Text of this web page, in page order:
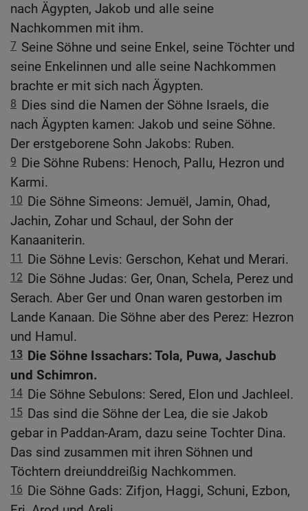
nach Ägypten, Jakob und alle seine
Nachkommen mit ihm.
7 Seine Söhne und seine Enkel, seine Töchter und
seine Enkelinnen und alle seine Nachkommen
brachte er mit sich nach Ägypten.
8 Dies sind die Namen der Söhne Israels, die
nach Ägypten kamen: Jakob und seine Söhne.
Der erstgeborene Sohn Jakobs: Ruben.
9 Die Söhne Rubens: Henoch, Pallu, Hezron und
Karmi.
10 Die Söhne Simeons: Jemuël, Jamin, Ohad,
Jachin, Zohar und Schaul, der Sohn der
Kanaaniterin.
11 Die Söhne Levis: Gerschon, Kehat und Merari.
12 Die Söhne Judas: Ger, Onan, Schela, Perez und
Serach. Aber Ger und Onan waren gestorben im
Lande Kanaan. Die Söhne aber des Perez: Hezron
und Hamul.
13 Die Söhne Issachars: Tola, Puwa, Jaschub
und Schimron.
14 Die Söhne Sebulons: Sered, Elon und Jachleel.
15 Das sind die Söhne der Lea, die sie Jakob
gebar in Paddan-Aram, dazu seine Tochter Dina.
Das sind zusammen mit ihren Söhnen und
Töchtern dreiunddreißig Nachkommen.
16 Die Söhne Gads: Zifjon, Haggi, Schuni, Ezbon,